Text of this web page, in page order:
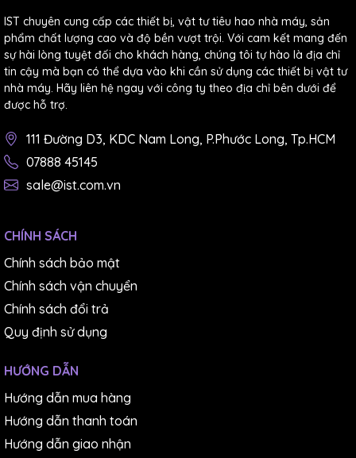
IST chuyên cung cấp các thiết bị, vật tư tiêu hao nhà máy, sản
phẩm chất lượng cao và độ bền vượt trội. Với cam kết mang đến
sự hài lòng tuyệt đối cho khách hàng, chúng tôi tự hào là địa chỉ
tin cậy mà bạn có thể dựa vào khi cần sử dụng các thiết bị vật tư
nhà máy. Hãy liên hệ ngay với công ty theo địa chỉ bên dưới để
được hỗ trợ.
111 Đường D3, KDC Nam Long, P.Phước Long, Tp.HCM
07888 45145
sale@ist.com.vn
CHÍNH SÁCH
Chính sách bảo mật
Chính sách vận chuyển
Chính sách đổi trả
Quy định sử dụng
HƯỚNG DẪN
Hướng dẫn mua hàng
Hướng dẫn thanh toán
Hướng dẫn giao nhận